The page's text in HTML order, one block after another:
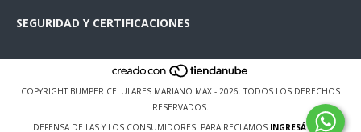
SEGURIDAD Y CERTIFICACIONES
COPYRIGHT BUMPER CELULARES MARIANO MAX - 2026. TODOS LOS DERECHOS
RESERVADOS.
DEFENSA DE LAS Y LOS CONSUMIDORES. PARA RECLAMOS INGRESÁ ACÁ.